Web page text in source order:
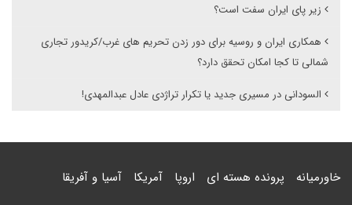
زیر پای ایران سفت است؟
همکاری ایران و روسیه برای دور زدن تحریم های غرب/کریدور تجاری
شمالی تا کجا امکان تحقق دارد؟
السودانی در مسیری جدید یا تکرار تراژدی عادل عبدالمهدی!
خاورمیانه پرونده هسته ای اروپا آمریکا آسیا و آفریقا